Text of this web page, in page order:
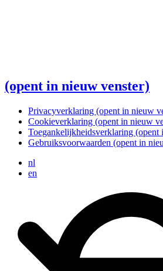
(opent in nieuw venster)
Privacyverklaring (opent in nieuw
Cookieverklaring (opent in nieuw
Toegankelijkheidsverklaring (opent
Gebruiksvoorwaarden (opent in
nl
en